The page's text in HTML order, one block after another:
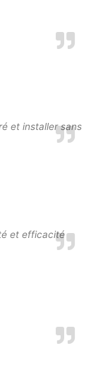
et installer sans
et efficacité